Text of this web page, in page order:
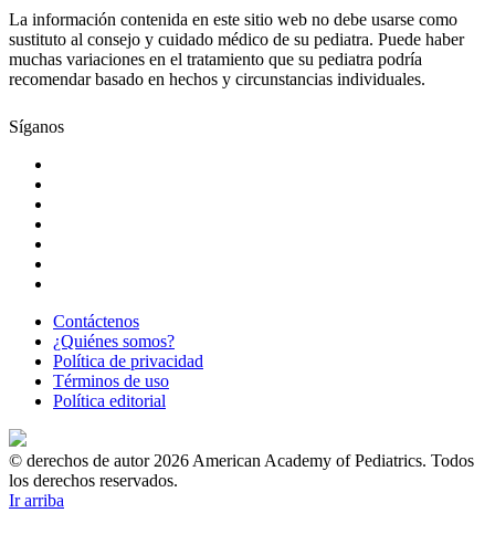
La información contenida en este sitio web no debe usarse como
sustituto al consejo y cuidado médico de su pediatra. Puede haber
muchas variaciones en el tratamiento que su pediatra podría
recomendar basado en hechos y circunstancias individuales.
Síganos
Contáctenos
¿Quiénes somos?
Política de privacidad
Términos de uso
Política editorial
© derechos de autor 2026 American Academy of Pediatrics. Todos
los derechos reservados.
Ir arriba